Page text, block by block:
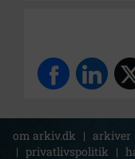
om arkiv.dk | arkiver
| privatlivspolitik |